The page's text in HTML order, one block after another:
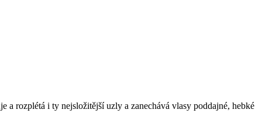
rozplétá i ty nejsložitější uzly a zanechává vlasy poddajné, hebké